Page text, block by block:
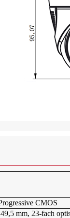
CMOS
mm, 23-fach